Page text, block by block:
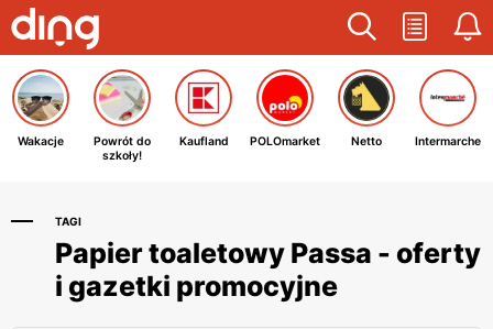
Wakacje
Powrót do
szkoły!
Kaufland POLOmarket Netto Intermarche
TAGI
Papier toaletowy Passa - oferty
i gazetki promocyjne